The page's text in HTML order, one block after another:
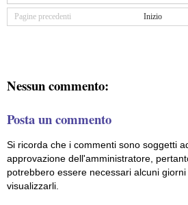
Pagine precedenti Inizio
Nessun commento:
Posta un commento
Si ricorda che i commenti sono soggetti
approvazione dell'amministratore,
potrebbero essere necessari alcuni
visualizzarli.